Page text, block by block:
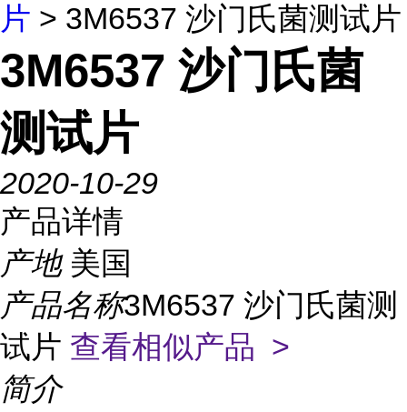
片 > 3M6537 沙门氏菌测试片
3M6537 沙门氏菌
测试片
2020-10-29
产品详情
产地 美国
产品名称3M6537 沙门氏菌测
试片 查看相似产品 >
简介